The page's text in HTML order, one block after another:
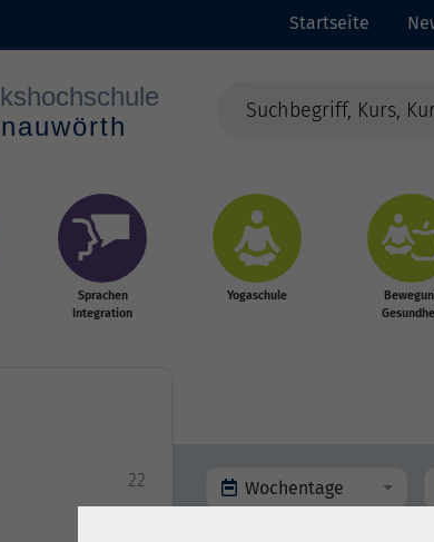
Startseite
Sprachen
Integration
Yogaschule
22 Wochentage